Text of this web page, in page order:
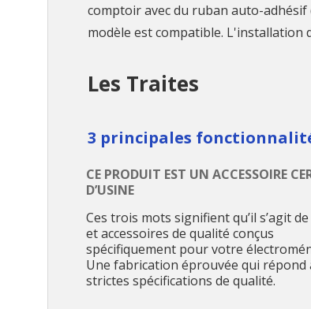
comptoir avec du ruban auto-
modèle est compatible. L'installation
Les Traites
3 principales
CE PRODUIT EST UN ACCESSOIRE
D’USINE
Ces trois mots signifient qu’il s’agit
et accessoires de qualité conçus
spécifiquement pour votre
Une fabrication éprouvée qui répond
strictes spécifications de qualité.